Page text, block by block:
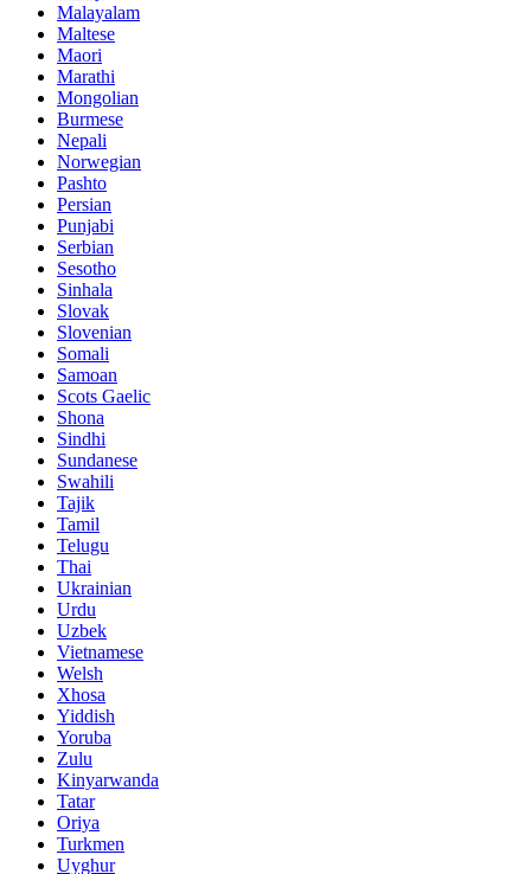
Malayalam
Maltese
Maori
Marathi
Mongolian
Burmese
Nepali
Norwegian
Pashto
Persian
Punjabi
Serbian
Sesotho
Sinhala
Slovak
Slovenian
Somali
Samoan
Scots Gaelic
Shona
Sindhi
Sundanese
Swahili
Tajik
Tamil
Telugu
Thai
Ukrainian
Urdu
Uzbek
Vietnamese
Welsh
Xhosa
Yiddish
Yoruba
Zulu
Kinyarwanda
Tatar
Oriya
Turkmen
Uyghur